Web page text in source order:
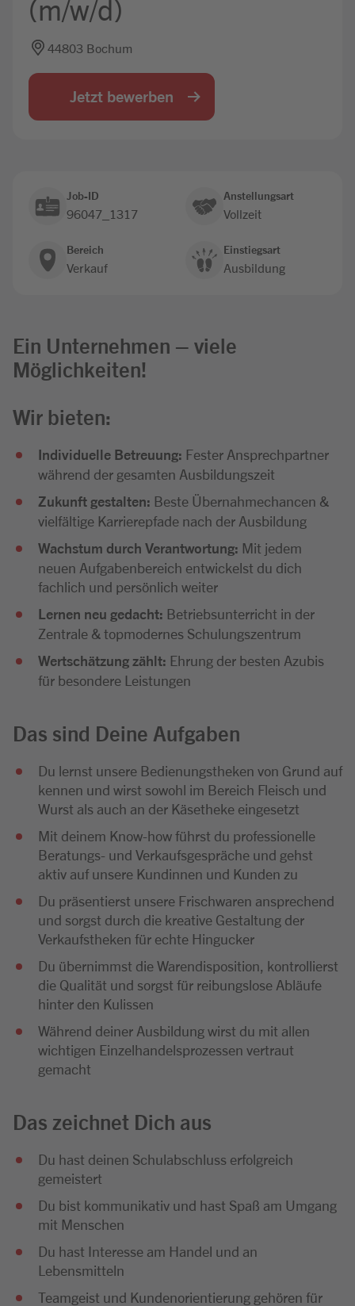
(m/w/d)
44803 Bochum
Jetzt bewerben
Job-ID
96047_1317
Anstellungsart
Vollzeit
Bereich
Verkauf
Einstiegsart
Ausbildung
Ein Unternehmen – viele
Möglichkeiten!
Wir bieten:
Individuelle Betreuung: Fester Ansprechpartner
während der gesamten Ausbildungszeit
Zukunft gestalten: Beste Übernahmechancen &
vielfältige Karrierepfade nach der Ausbildung
Wachstum durch Verantwortung: Mit jedem
neuen Aufgabenbereich entwickelst du dich
fachlich und persönlich weiter
Lernen neu gedacht: Betriebsunterricht in der
Zentrale & topmodernes Schulungszentrum
Wertschätzung zählt: Ehrung der besten Azubis
für besondere Leistungen
Das sind Deine Aufgaben
Du lernst unsere Bedienungstheken von Grund auf
kennen und wirst sowohl im Bereich Fleisch und
Wurst als auch an der Käsetheke eingesetzt
Mit deinem Know-how führst du professionelle
Beratungs- und Verkaufsgespräche und gehst
aktiv auf unsere Kundinnen und Kunden zu
Du präsentierst unsere Frischwaren ansprechend
und sorgst durch die kreative Gestaltung der
Verkaufstheken für echte Hingucker
Du übernimmst die Warendisposition, kontrollierst
die Qualität und sorgst für reibungslose Abläufe
hinter den Kulissen
Während deiner Ausbildung wirst du mit allen
wichtigen Einzelhandelsprozessen vertraut
gemacht
Das zeichnet Dich aus
Du hast deinen Schulabschluss erfolgreich
gemeistert
Du bist kommunikativ und hast Spaß am Umgang
mit Menschen
Du hast Interesse am Handel und an
Lebensmitteln
Teamgeist und Kundenorientierung gehören für